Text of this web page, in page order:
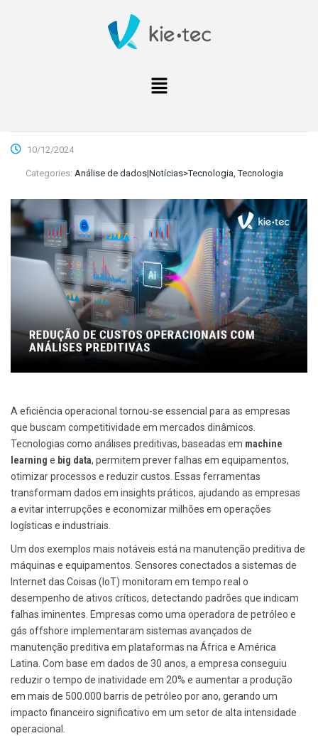
10/12/2024
Categories: Análise de dados|Notícias>Tecnologia, Tecnologia
A eficiência operacional tornou-se essencial para as empresas
que buscam competitividade em mercados dinâmicos.
Tecnologias como análises preditivas, baseadas em machine
learning e big data, permitem prever falhas em equipamentos,
otimizar processos e reduzir custos. Essas ferramentas
transformam dados em insights práticos, ajudando as empresas
a evitar interrupções e economizar milhões em operações
logísticas e industriais.
Um dos exemplos mais notáveis está na manutenção preditiva de
máquinas e equipamentos. Sensores conectados a sistemas de
Internet das Coisas (IoT) monitoram em tempo real o
desempenho de ativos críticos, detectando padrões que indicam
falhas iminentes. Empresas como uma operadora de petróleo e
gás offshore implementaram sistemas avançados de
manutenção preditiva em plataformas na África e América
Latina. Com base em dados de 30 anos, a empresa conseguiu
reduzir o tempo de inatividade em 20% e aumentar a produção
em mais de 500.000 barris de petróleo por ano, gerando um
impacto financeiro significativo em um setor de alta intensidade
operacional.